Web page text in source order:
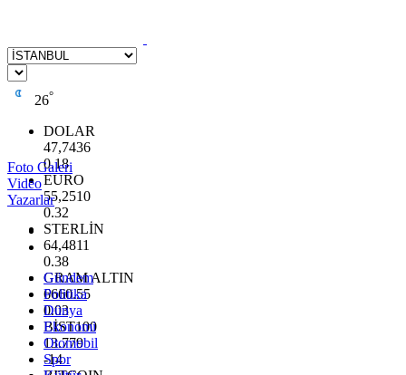
26°
DOLAR
47,7436
0.18
EURO
55,2510
0.32
STERLİN
64,4811
0.38
GRAM ALTIN
6660.55
0.03
BİST100
13.779
-14
Foto Galeri
Video
Yazarlar
Gündem
Politika
Dünya
Ekonomi
Otomobil
Spor